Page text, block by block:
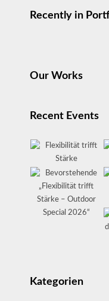
Recently in
Our Works
Recent Events
Kategorien